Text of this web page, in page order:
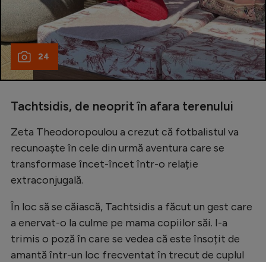
24
Tachtsidis, de neoprit în afara terenului
Zeta Theodoropoulou a crezut că fotbalistul va
recunoaște în cele din urmă aventura care se
transformase încet-încet într-o relație
extraconjugală.
În loc să se căiască, Tachtsidis a făcut un gest care
a enervat-o la culme pe mama copiilor săi. I-a
trimis o poză în care se vedea că este însoțit de
amantă într-un loc frecventat în trecut de cuplul